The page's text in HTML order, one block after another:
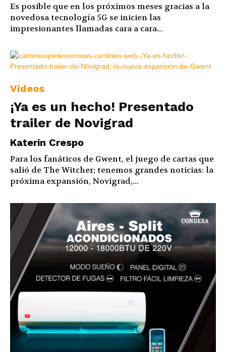
Es posible que en los próximos meses gracias a la
novedosa tecnología 5G se inicien las
impresionantes llamadas cara a cara...
Vídeos
¡Ya es un hecho! Presentado
trailer de Novigrad
Katerin Crespo
Para los fanáticos de Gwent, el juego de cartas que
salió de The Witcher; tenemos grandes noticias: la
próxima expansión, Novigrad,...